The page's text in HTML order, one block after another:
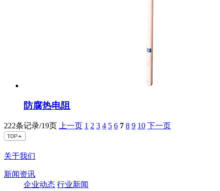
防腐热电阻
222条记录/19页 上一页 1 2 3 4 5 6 7 8 9 10 下一页
关于我们
新闻资讯
企业动态 行业新闻